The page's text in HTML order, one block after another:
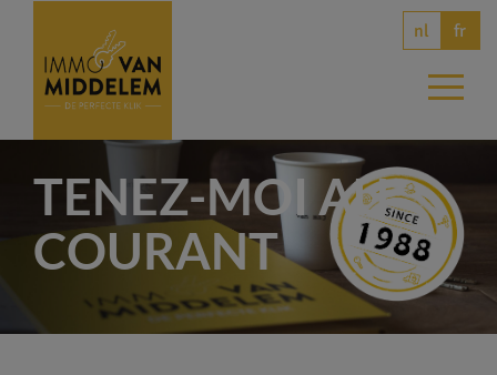
nl fr
TENEZ-MOI AU
COURANT